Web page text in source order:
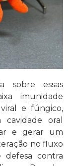
sobre essas
imunidade
e fúngico,
oral
e gerar um
no fluxo
defesa contra